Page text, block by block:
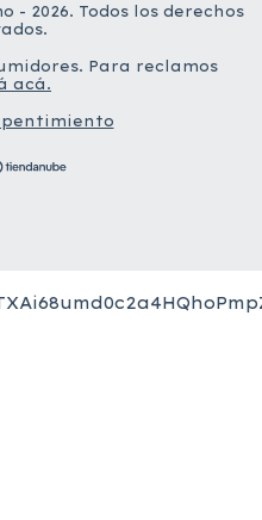
- 2026. Todos los derechos
Para reclamos
acá.